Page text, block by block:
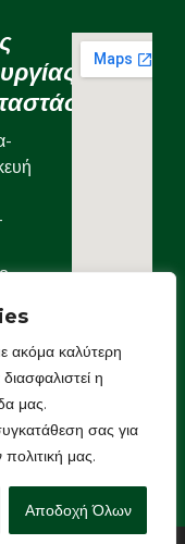
ακόμα καλύτερη
η
μας.
σας για
μας.
Αποδοχή Όλων